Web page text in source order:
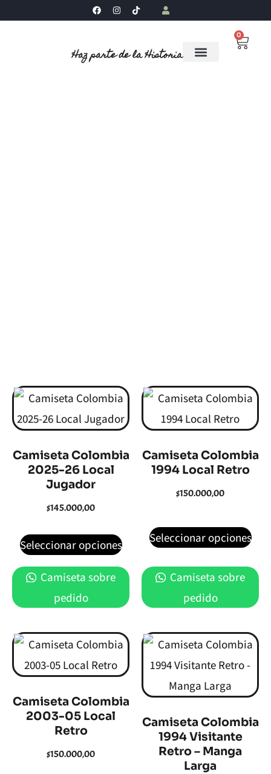
Haz parte de la Historia
0
“Recuerda que puedes incluir parches
y dorsal a tu camiseta”
Camiseta Colombia
2025-26 Local
Jugador
$145.000,00
Seleccionar opciones
Camiseta sobre
pedido
Camiseta Colombia
1994 Local Retro
$150.000,00
Seleccionar opciones
Camiseta sobre
pedido
Camiseta Colombia
2003-05 Local
Retro
$150.000,00
Camiseta Colombia
1994 Visitante
Retro – Manga
Larga